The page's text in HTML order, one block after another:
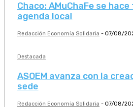
Chaco: AMuChaFe se
agenda local
Redacción Economía Solidaria - 07/08/
Destacada
ASOEM avanza con la
sede
Redacción Economía Solidaria - 07/08/